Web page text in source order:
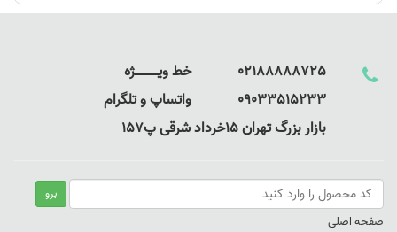
02188888725 خط ویـــــــــــــژه
09033515233 واتساپ و تلگرام
بازار بزرگ تهران 15خرداد شرقی پ157
صفحه اصلی